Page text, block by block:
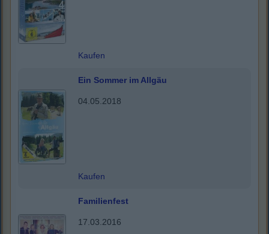
Kaufen
Ein Sommer im Allgäu
04.05.2018
Kaufen
Familienfest
17.03.2016